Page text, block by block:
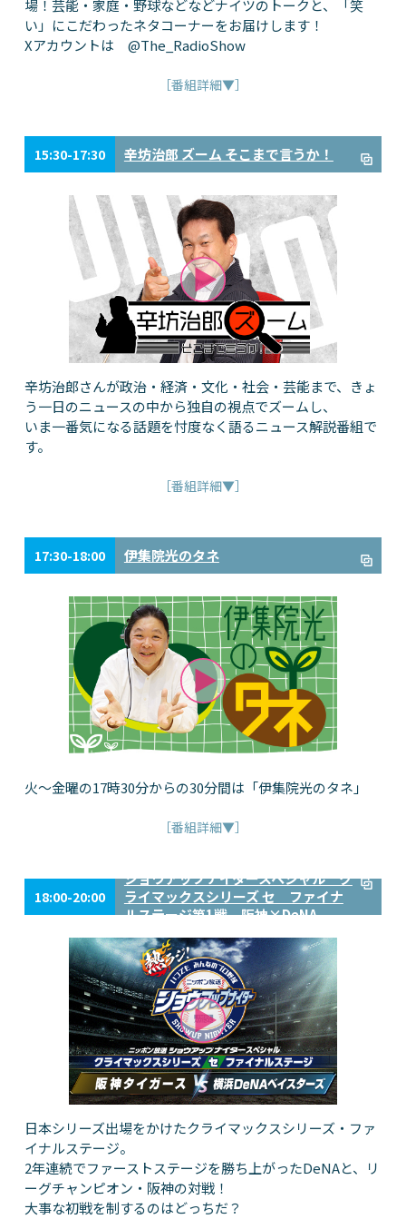
場！芸能・家庭・野球などなどナイツのトークと、「笑
い」にこだわったネタコーナーをお届けします！
Xアカウントは @The_RadioShow
［番組詳細▼］
15:30-17:30 辛坊治郎 ズーム そこまで言うか！
辛坊治郎さんが政治・経済・文化・社会・芸能まで、きょ
う一日のニュースの中から独自の視点でズームし、
いま一番気になる話題を忖度なく語るニュース解説番組で
す。
［番組詳細▼］
17:30-18:00 伊集院光のタネ
火～金曜の17時30分からの30分間は「伊集院光のタネ」
［番組詳細▼］
18:00-20:00
ショウアップナイタースペシャル ク
ライマックスシリーズ セ ファイナ
ルステージ第1戦 阪神×DeNA
日本シリーズ出場をかけたクライマックスシリーズ・ファ
イナルステージ。
2年連続でファーストステージを勝ち上がったDeNAと、リ
ーグチャンピオン・阪神の対戦！
大事な初戦を制するのはどっちだ？